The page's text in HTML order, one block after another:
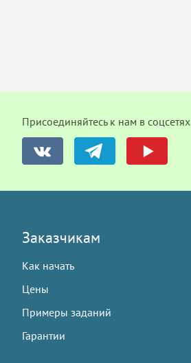
Присоединяйтесь к нам в соцсетях
Заказчикам
Как начать
Цены
Примеры заданий
Гарантии